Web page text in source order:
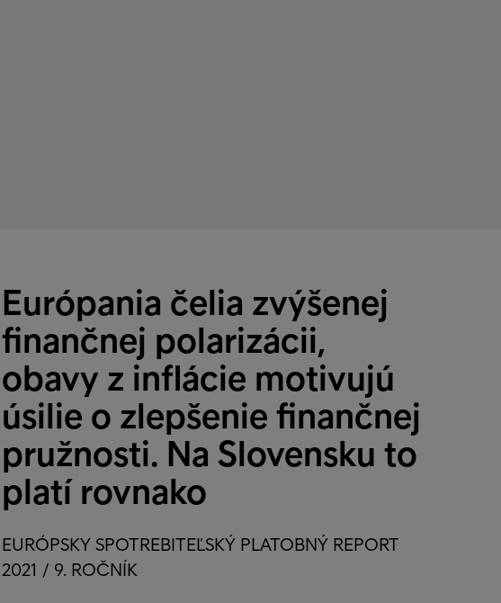
Európania čelia zvýšenej
finančnej polarizácii,
obavy z inflácie motivujú
úsilie o zlepšenie finančnej
pružnosti. Na Slovensku to
platí rovnako
EURÓPSKY SPOTREBITEĽSKÝ PLATOBNÝ REPORT
2021 / 9. ROČNÍK